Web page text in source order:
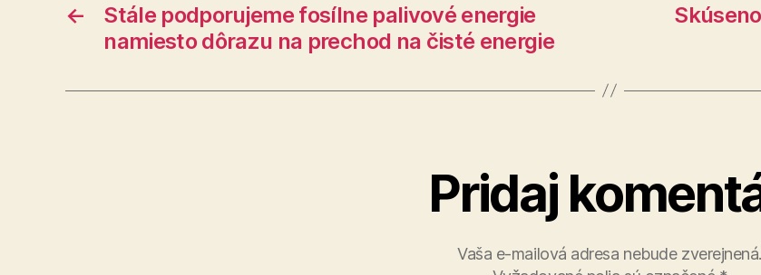
←
Stále podporujeme fosílne palivové energie
namiesto dôrazu na prechod na čisté energie
Pridaj
Vaša e-mailová adresa nebude zverejnená.